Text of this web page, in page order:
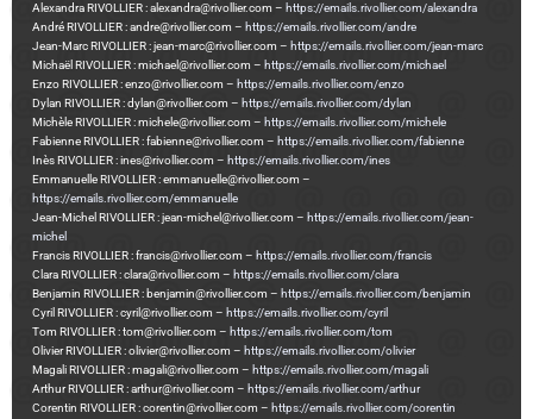
Alexandra RIVOLLIER : alexandra@rivollier.com – https://emails.rivollier.com/alexandra
André RIVOLLIER : andre@rivollier.com – https://emails.rivollier.com/andre
Jean-Marc RIVOLLIER : jean-marc@rivollier.com – https://emails.rivollier.com/jean-marc
Michaël RIVOLLIER : michael@rivollier.com – https://emails.rivollier.com/michael
Enzo RIVOLLIER : enzo@rivollier.com – https://emails.rivollier.com/enzo
Dylan RIVOLLIER : dylan@rivollier.com – https://emails.rivollier.com/dylan
Michèle RIVOLLIER : michele@rivollier.com – https://emails.rivollier.com/michele
Fabienne RIVOLLIER : fabienne@rivollier.com – https://emails.rivollier.com/fabienne
Inès RIVOLLIER : ines@rivollier.com – https://emails.rivollier.com/ines
Emmanuelle RIVOLLIER : emmanuelle@rivollier.com –
https://emails.rivollier.com/emmanuelle
Jean-Michel RIVOLLIER : jean-michel@rivollier.com – https://emails.rivollier.com/jean-
michel
Francis RIVOLLIER : francis@rivollier.com – https://emails.rivollier.com/francis
Clara RIVOLLIER : clara@rivollier.com – https://emails.rivollier.com/clara
Benjamin RIVOLLIER : benjamin@rivollier.com – https://emails.rivollier.com/benjamin
Cyril RIVOLLIER : cyril@rivollier.com – https://emails.rivollier.com/cyril
Tom RIVOLLIER : tom@rivollier.com – https://emails.rivollier.com/tom
Olivier RIVOLLIER : olivier@rivollier.com – https://emails.rivollier.com/olivier
Magali RIVOLLIER : magali@rivollier.com – https://emails.rivollier.com/magali
Arthur RIVOLLIER : arthur@rivollier.com – https://emails.rivollier.com/arthur
Corentin RIVOLLIER : corentin@rivollier.com – https://emails.rivollier.com/corentin